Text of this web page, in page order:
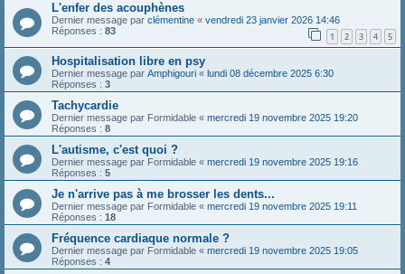
L'enfer des acouphènes
Dernier message par clémentine « vendredi 23 janvier 2026 14:46
Réponses : 83 1 2 3 4 5
Hospitalisation libre en psy
Dernier message par Amphigouri « lundi 08 décembre 2025 6:30
Réponses : 3
Tachycardie
Dernier message par Formidable « mercredi 19 novembre 2025 19:20
Réponses : 8
L'autisme, c'est quoi ?
Dernier message par Formidable « mercredi 19 novembre 2025 19:16
Réponses : 5
Je n'arrive pas à me brosser les dents...
Dernier message par Formidable « mercredi 19 novembre 2025 19:11
Réponses : 18
Fréquence cardiaque normale ?
Dernier message par Formidable « mercredi 19 novembre 2025 19:05
Réponses : 4